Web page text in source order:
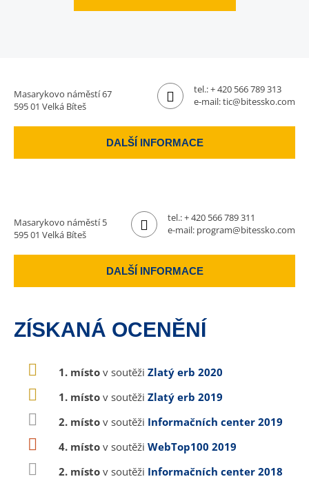
Masarykovo náměstí 67
595 01 Velká Bíteš
tel.:+ 420 566 789 313
e-mail:tic@bitessko.com
DALŠÍ INFORMACE
Masarykovo náměstí 5
595 01 Velká Bíteš
tel.:+ 420 566 789 311
e-mail: program@bitessko.com
DALŠÍ INFORMACE
ZÍSKANÁ OCENĚNÍ
1. místo v soutěži Zlatý erb 2020
1. místo v soutěži Zlatý erb 2019
2. místo v soutěži Informačních center 2019
4. místo v soutěži WebTop100 2019
2. místo v soutěži Informačních center 2018